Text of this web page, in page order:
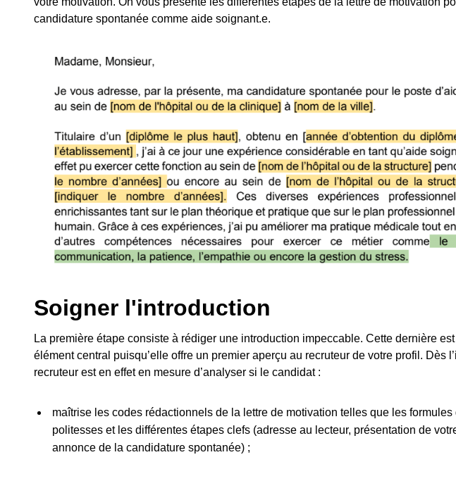
candidature spontanée comme aide soignant.e.
Soigner l'introduction
La première étape consiste à rédiger une introduction impeccable. Cette dernière
élément central puisqu’elle offre un premier aperçu au recruteur de votre profil. Dès
recruteur est en effet en mesure d’analyser si le candidat :
maîtrise les codes rédactionnels de la lettre de motivation telles que les formules
politesses et les différentes étapes clefs (adresse au lecteur, présentation de
annonce de la candidature spontanée) ;